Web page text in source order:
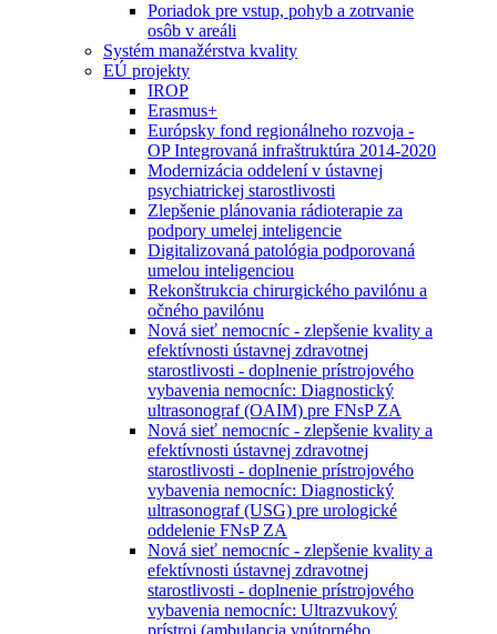
Poriadok pre vstup, pohyb a zotrvanie
osôb v areáli
Systém manažérstva kvality
EÚ projekty
IROP
Erasmus+
Európsky fond regionálneho rozvoja -
OP Integrovaná infraštruktúra 2014-2020
Modernizácia oddelení v ústavnej
psychiatrickej starostlivosti
Zlepšenie plánovania rádioterapie za
podpory umelej inteligencie
Digitalizovaná patológia podporovaná
umelou inteligenciou
Rekonštrukcia chirurgického pavilónu a
očného pavilónu
Nová sieť nemocníc - zlepšenie kvality a
efektívnosti ústavnej zdravotnej
starostlivosti - doplnenie prístrojového
vybavenia nemocníc: Diagnostický
ultrasonograf (OAIM) pre FNsP ZA
Nová sieť nemocníc - zlepšenie kvality a
efektívnosti ústavnej zdravotnej
starostlivosti - doplnenie prístrojového
vybavenia nemocníc: Diagnostický
ultrasonograf (USG) pre urologické
oddelenie FNsP ZA
Nová sieť nemocníc - zlepšenie kvality a
efektívnosti ústavnej zdravotnej
starostlivosti - doplnenie prístrojového
vybavenia nemocníc: Ultrazvukový
prístroj (ambulancia vnútorného